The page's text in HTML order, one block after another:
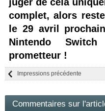
complet, alors
le 29 avril
Nintendo
prometteur !
Impressions précédente
Commentaires sur